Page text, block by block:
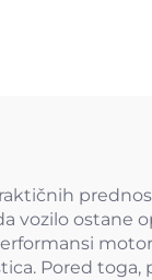
vozilo ostane
Pored